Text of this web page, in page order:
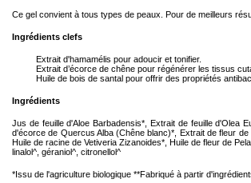
Ce gel convient à tous types de peaux. Pour de meilleurs
Ingrédients clefs
Extrait d'hamamélis pour adoucir et tonifier.
Extrait d’écorce de chêne pour régénérer les tissus
Huile de bois de santal pour offrir des propriétés
Ingrédients
Jus de feuille d'Aloe Barbadensis*, Extrait de feuille d'Olea
d'écorce de Quercus Alba (Chêne blanc)*, Extrait de fleur
Huile de racine de Vetiveria Zizanoides*, Huile de fleur de
linalol^, géraniol^, citronellol^
*Issu de l'agriculture biologique **Fabriqué à partir